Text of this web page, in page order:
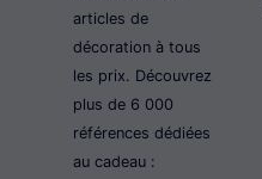
articles de
décoration à tous
les prix. Découvrez
plus de 6 000
références dédiées
au cadeau :